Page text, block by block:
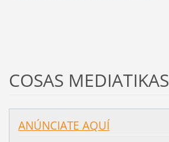
COSAS MEDIATIKAS
ANÚNCIATE AQUÍ